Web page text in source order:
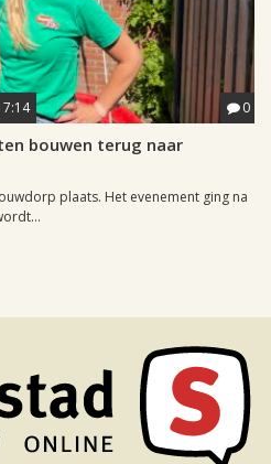
0
bouwen terug naar
plaats. Het evenement ging na